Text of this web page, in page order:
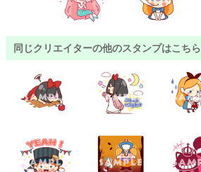
同じクリエイターの他のスタンプはこちら